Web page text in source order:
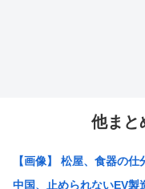
他まと
【画像】 松屋、食器の
中国、止められないEV製